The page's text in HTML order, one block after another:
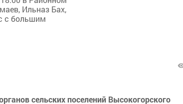
Ильназ Бах,
с большим
сельских поселений Высокогорского